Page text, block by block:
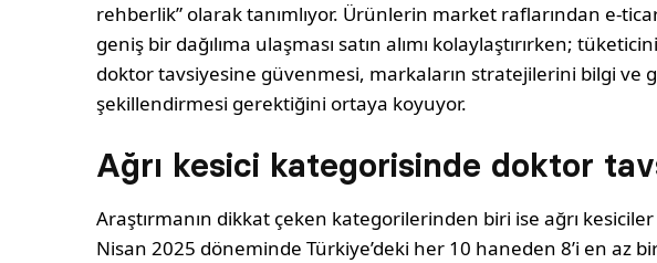
rehberlik” olarak tanımlıyor. Ürünlerin market raflarından e-
geniş bir dağılıma ulaşması satın alımı kolaylaştırırken;
doktor tavsiyesine güvenmesi, markaların stratejilerini bilgi ve
şekillendirmesi gerektiğini ortaya koyuyor.
Ağrı kesici kategorisinde doktor
Araştırmanın dikkat çeken kategorilerinden biri ise ağrı kesiciler
Nisan 2025 döneminde Türkiye’deki her 10 haneden 8’i en az